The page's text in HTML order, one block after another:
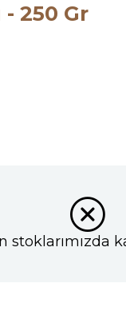
250 Gr
stoklarımızda